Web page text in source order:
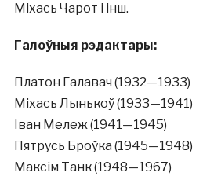
Міхась Чарот і інш.
Галоўныя рэдактары:
Платон Галавач (1932—1933)
Міхась Лынькоў (1933—1941)
Іван Мележ (1941—1945)
Пятрусь Броўка (1945—1948)
Максім Танк (1948—1967)